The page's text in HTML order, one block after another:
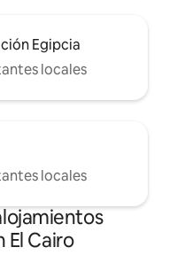
Egipcia
locales
locales
El Cairo